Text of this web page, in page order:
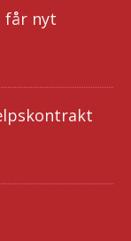
får nyt